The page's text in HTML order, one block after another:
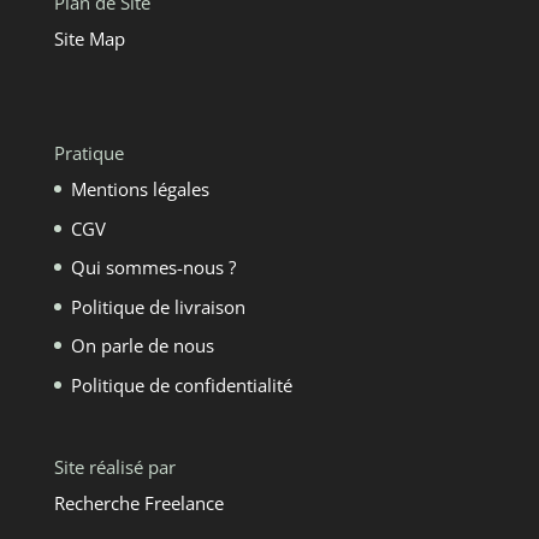
Site Map
Pratique
Mentions légales
CGV
Qui sommes-nous ?
Politique de livraison
On parle de nous
Politique de confidentialité
Site réalisé par
Recherche Freelance